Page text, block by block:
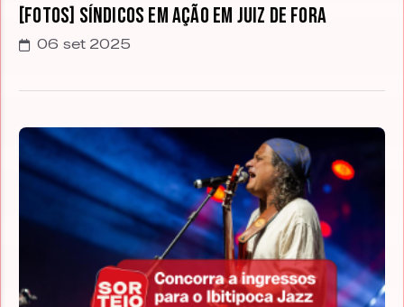
[FOTOS] Síndicos em Ação em Juiz de Fora
06 set 2025